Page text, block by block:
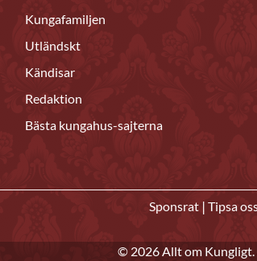
Kungafamiljen
Utländskt
Kändisar
Redaktion
Bästa kungahus-sajterna
Sponsrat | Tipsa
© 2026 Allt om Kungligt.